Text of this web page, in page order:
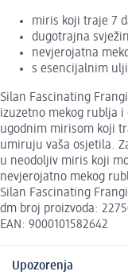
miris koji traje 7
dugotrajna
nevjerojatna
s esencijalnim
Silan Fascinating
izuzetno mekog rublja
ugodnim mirisom koji
umiruju vaša osjetila.
u neodoljiv miris koji
nevjerojatno mekog
Silan Fascinating
dm broj proizvoda:
EAN: 9000101582642
Upozorenja